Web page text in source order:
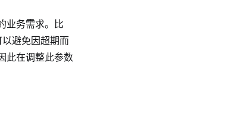
业务需求。比
以避免因超期而
此在调整此参数